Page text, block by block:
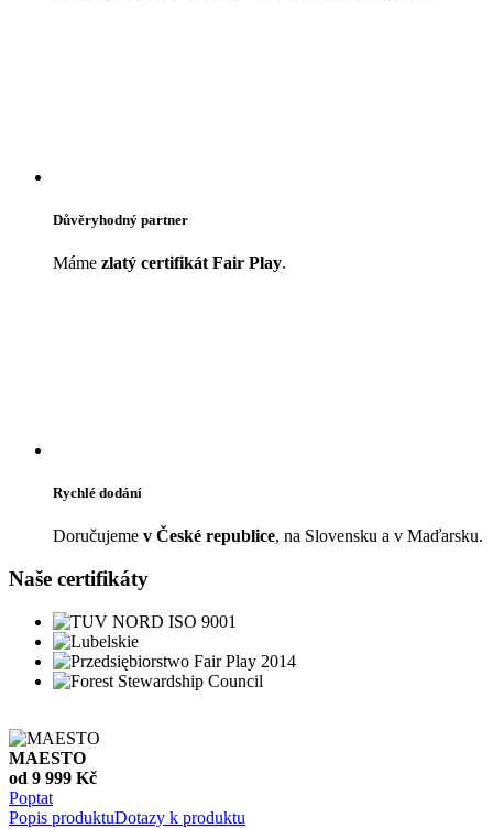
Důvěryhodný partner
Máme zlatý certifikát Fair Play.
Rychlé dodání
Doručujeme v České republice, na Slovensku a v Maďarsku.
Naše certifikáty
MAESTO
od 9 999 Kč
Poptat
Popis produktuDotazy k produktu